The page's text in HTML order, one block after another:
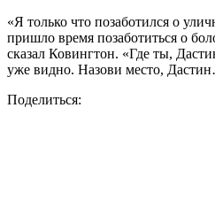
«Я только что позаботился о
пришло время позаботиться о
сказал Ковингтон. «Где ты,
уже видно. Назови место,
Поделиться: